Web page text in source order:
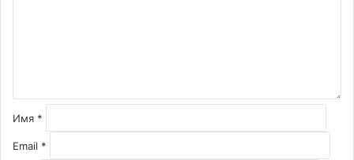
и
й
Имя *
Email *